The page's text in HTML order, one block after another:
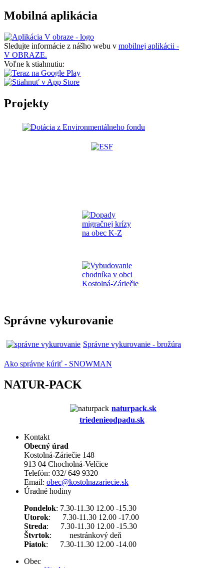
Mobilná aplikácia
Sledujte informácie z nášho webu v mobilnej aplikácii -
V OBRAZE.
Voľne k stiahnutiu:
Projekty
Správne vykurovanie
Správne vykurovanie - brožúra
Ako správne kúriť - SNOWMAN
NATUR-PACK
naturpack.sk
triedenieodpadu.sk
Kontakt
Obecný úrad
Kostolná-Záriečie 148
913 04 Chocholná-Velčice
Telefón: 032/ 649 9320
Email: obec@kostolnazariecie.sk
Úradné hodiny
Pondelok: 7.30-11.30 12.00 -15.30
Utorok: 7.30-11.30 12.00 -17.00
Streda: 7.30-11.30 12.00 -15.30
Štvrtok: nestránkový deň
Piatok: 7.30-11.30 12.00 -14.00
Obec